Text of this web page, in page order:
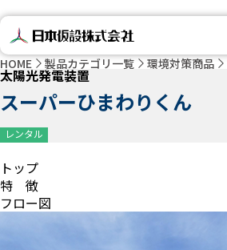
HOME 製品カテゴリ一覧 環境対策商品
太陽光発電装置
スーパーひまわりくん
レンタル
トップ
特 徴
フロー図